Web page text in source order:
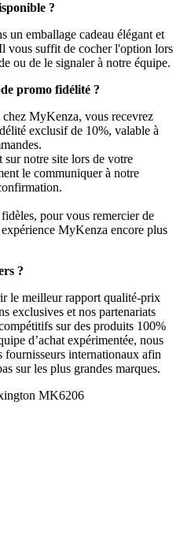
?
un emballage cadeau élégant et
vous suffit de cocher l'option lors
ou de le signaler à notre équipe.
promo fidélité ?
MyKenza, vous recevrez
exclusif de 10%, valable à
sur notre site lors de votre
le communiquer à notre
pour vous remercier de
MyKenza encore plus
?
le meilleur rapport qualité-prix
exclusives et nos partenariats
sur des produits 100%
d’achat expérimentée, nous
fournisseurs internationaux afin
sur les plus grandes marques.
MK6206